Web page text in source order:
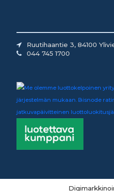
Ruutihaantie 3, 84100
044 745 1700